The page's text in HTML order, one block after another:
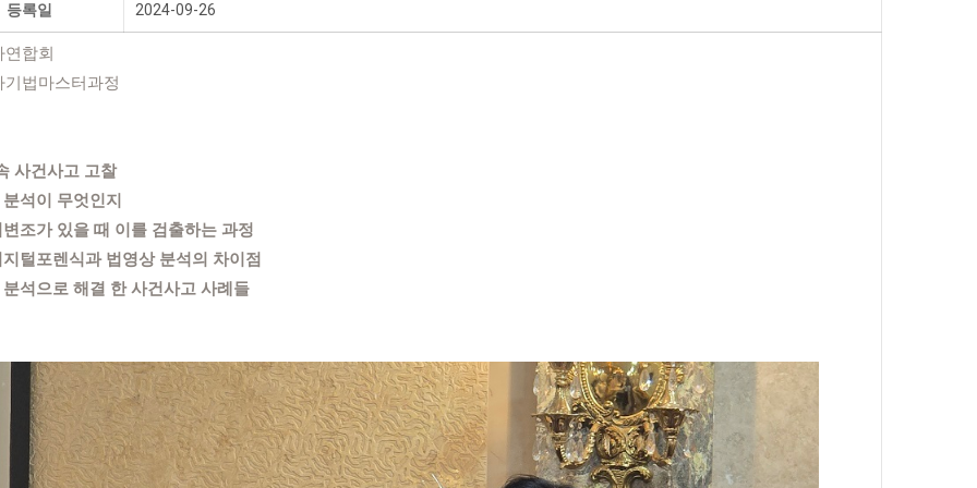
등록일 2024-09-26
연합회
기법마스터과정
사건사고 고찰
석이 무엇인지
조가 있을 때 이를 검출하는 과정
털포렌식과 법영상 분석의 차이점
석으로 해결 한 사건사고 사례들